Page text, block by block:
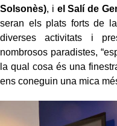
Solsonès), i el Salí de
seran els plats forts de
diverses activitats i
nombrosos paradistes,
la qual cosa és una
ens coneguin una mica